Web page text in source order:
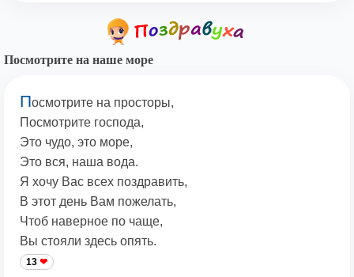
Посмотрите на наше море
Посмотрите на просторы,
Посмотрите господа,
Это чудо, это море,
Это вся, наша вода.
Я хочу Вас всех поздравить,
В этот день Вам пожелать,
Чтоб наверное по чаще,
Вы стояли здесь опять.
13